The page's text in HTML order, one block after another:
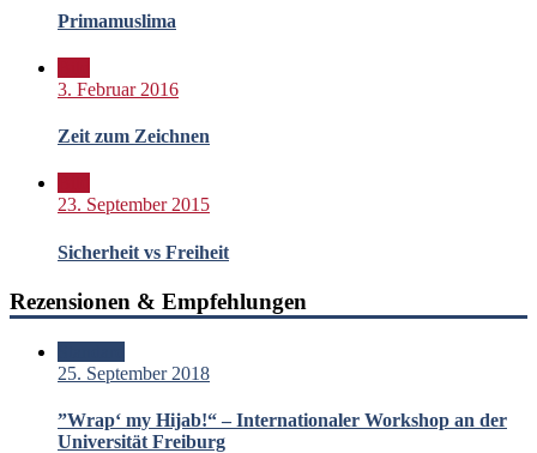
Primamuslima
3. Februar 2016
Zeit zum Zeichnen
23. September 2015
Sicherheit vs Freiheit
Rezensionen & Empfehlungen
25. September 2018
”Wrap‘ my Hijab!“ – Internationaler Workshop an der
Universität Freiburg